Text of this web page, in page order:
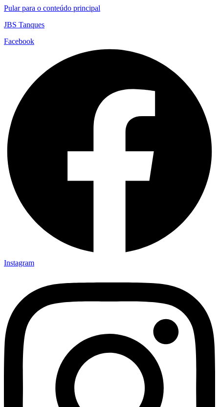
Pular para o conteúdo principal
JBS Tanques
Facebook
Instagram